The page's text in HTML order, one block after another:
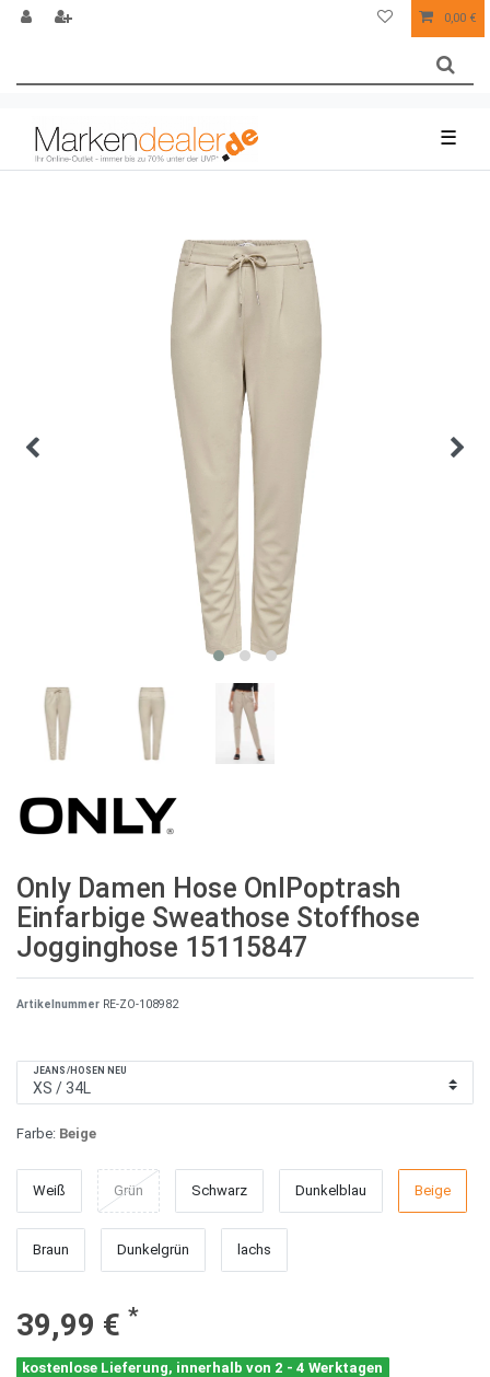
0,00 €
☰
Only Damen Hose OnlPoptrash
Einfarbige Sweathose Stoffhose
Jogginghose 15115847
Artikelnummer RE-ZO-108982
JEANS/HOSEN NEU
Farbe: Beige
Weiß Grün Schwarz Dunkelblau Beige
Braun Dunkelgrün lachs
39,99 € *
kostenlose Lieferung, innerhalb von 2 - 4 Werktagen